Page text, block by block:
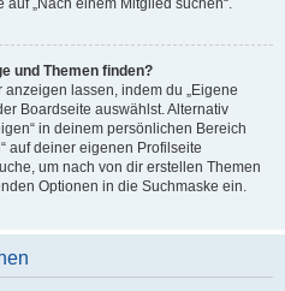
auf „Nach einem Mitglied suchen“.
und Themen finden?
lassen, indem du „Eigene
Boardseite auswählst. Alternativ
in deinem persönlichen Bereich
auf deiner eigenen Profilseite
um nach von dir erstellen Themen
Optionen in die Suchmaske ein.